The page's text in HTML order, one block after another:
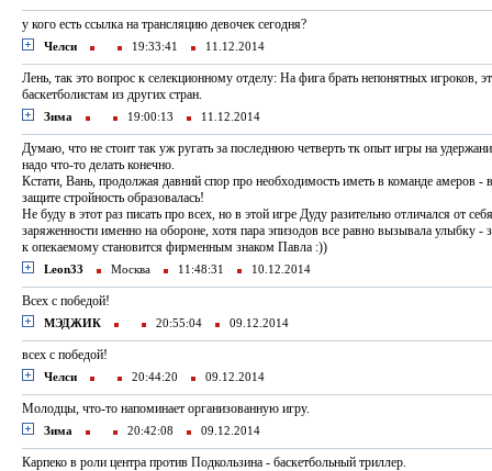
у кого есть ссылка на трансляцию девочек сегодня?
Челси 19:33:41 11.12.2014
Лень, так это вопрос к селекционному отделу: На фига брать непонятных игроков,
баскетболистам из других стран.
Зима 19:00:13 11.12.2014
Думаю, что не стоит так уж ругать за последнюю четверть тк опыт игры на
надо что-то делать конечно.
Кстати, Вань, продолжая давний спор про необходимость иметь в команде амеров -
защите стройность образовалась!
Не буду в этот раз писать про всех, но в этой игре Дуду разительно отличался от
заряженности именно на обороне, хотя пара эпизодов все равно вызывала улыбку
к опекаемому становится фирменным знаком Павла :))
Leon33 Москва 11:48:31 10.12.2014
Всех с победой!
МЭДЖИК 20:55:04 09.12.2014
всех с победой!
Челси 20:44:20 09.12.2014
Молодцы, что-то напоминает организованную игру.
Зима 20:42:08 09.12.2014
Карпеко в роли центра против Подкользина - баскетбольный триллер.